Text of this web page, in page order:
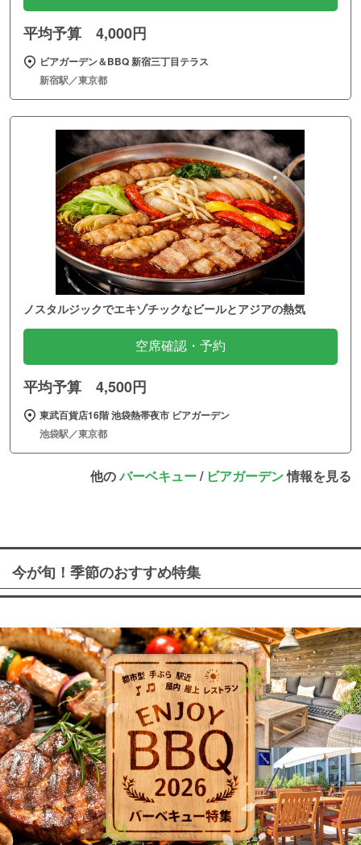
平均予算 4,000円
ビアガーデン＆BBQ 新宿三丁目テラス
新宿駅／東京都
ノスタルジックでエキゾチックなビールとアジアの熱気
空席確認・予約
平均予算 4,500円
東武百貨店16階 池袋熱帯夜市 ビアガーデン
池袋駅／東京都
他のバーベキュー/ ビアガーデン情報を見る
今が旬！季節のおすすめ特集